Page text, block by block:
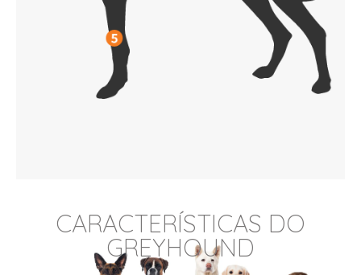
CARACTERÍSTICAS DO
GREYHOUND